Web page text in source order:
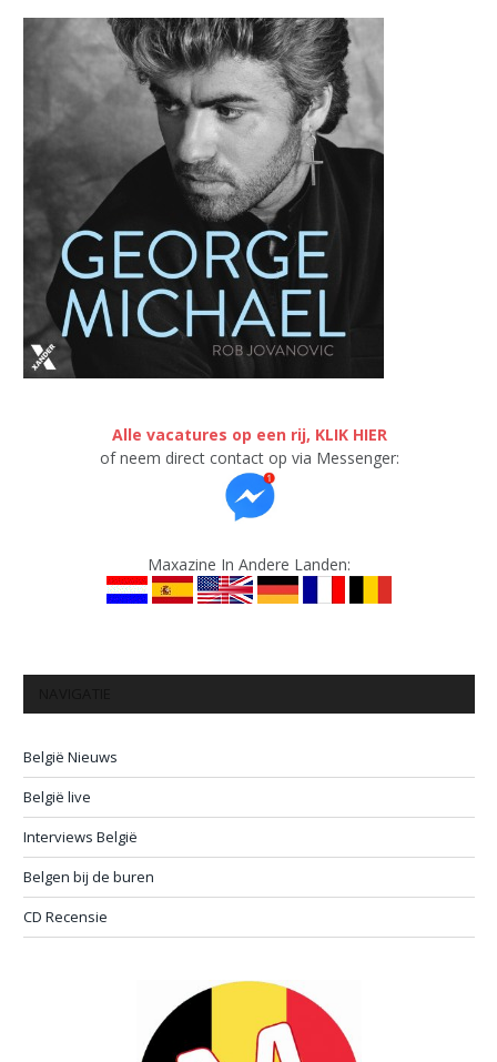
Alle vacatures op een rij, KLIK HIER
of neem direct contact op via Messenger:
Maxazine In Andere Landen:
België Nieuws
België live
Interviews België
Belgen bij de buren
CD Recensie